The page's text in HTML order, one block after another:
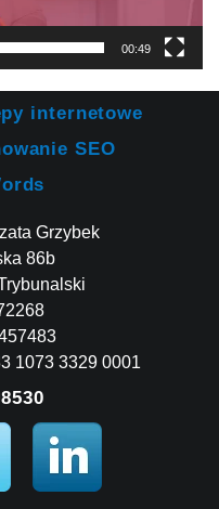
00:49
internetowe
SEO
Grzybek
86b
1073 3329 0001